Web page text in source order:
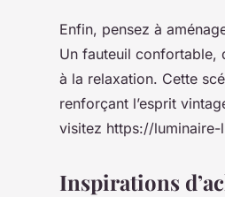
Enfin, pensez à
Un fauteuil confortable,
à la relaxation. Cette
renforçant l’esprit
visitez https://
Inspirations